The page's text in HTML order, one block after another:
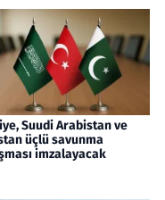
Suudi Arabistan ve
üçlü savunma
imzalayacak